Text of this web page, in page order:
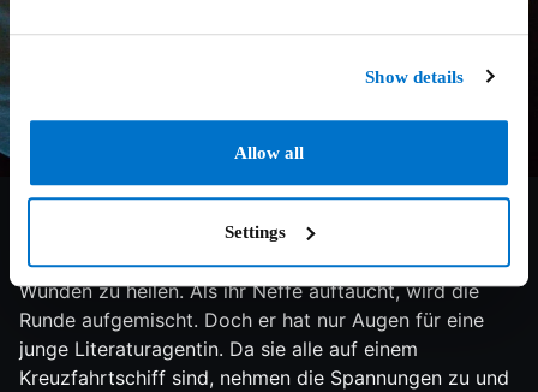
Show details
Allow all
Settings
Die berühmte Autorin Alice Hughes unternimmt eine
Reise mit alten Freunden, um Spass zu haben und alte
Wunden zu heilen. Als ihr Neffe auftaucht, wird die
Runde aufgemischt. Doch er hat nur Augen für eine
junge Literaturagentin. Da sie alle auf einem
Kreuzfahrtschiff sind, nehmen die Spannungen zu und